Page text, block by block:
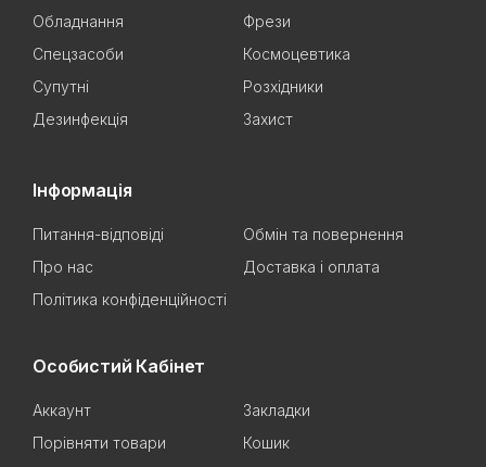
Обладнання
Фрези
Спецзасоби
Космоцевтика
Супутні
Розхідники
Дезинфекція
Захист
Інформація
Питання-відповіді
Обмін та повернення
Про нас
Доставка і оплата
Політика конфіденційності
Особистий Кабінет
Аккаунт
Закладки
Порівняти товари
Кошик